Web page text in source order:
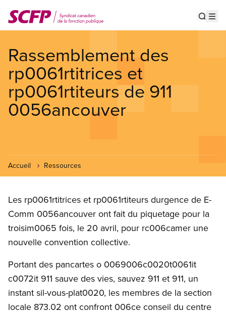
au
contenu
Rassemblement des
rp0061rtitrices et
rp0061rtiteurs de 911
0056ancouver
Accueil Ressources
Les rp0061rtitrices et rp0061rtiteurs durgence de E-
Comm 0056ancouver ont fait du piquetage pour la
troisim0065 fois, le 20 avril, pour rc006camer une
nouvelle convention collective.
Portant des pancartes o 0069006c0020t0061it
c0072it 911 sauve des vies, sauvez 911 et 911, un
instant sil-vous-plat0020, les membres de la section
locale 873.02 ont confront 006ce conseil du centre